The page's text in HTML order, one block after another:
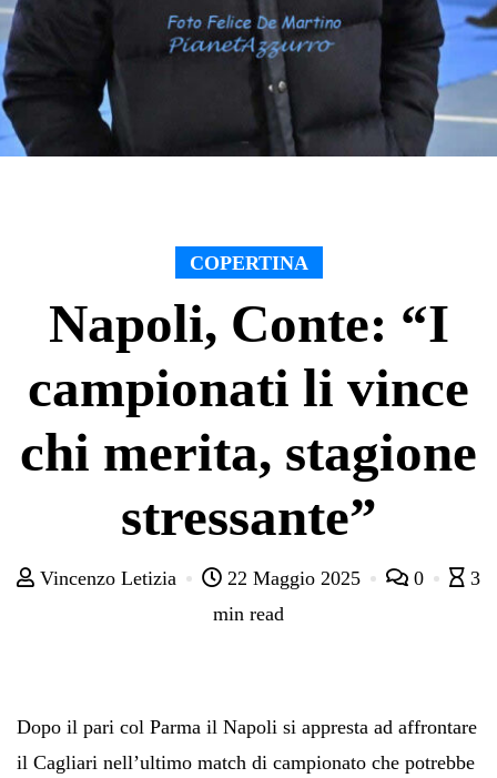
COPERTINA
Napoli, Conte: “I
campionati li vince
chi merita, stagione
stressante”
Vincenzo Letizia 22 Maggio 2025 0
3
min read
Dopo il pari col Parma il Napoli si appresta ad affrontare
il Cagliari nell’ultimo match di campionato che potrebbe